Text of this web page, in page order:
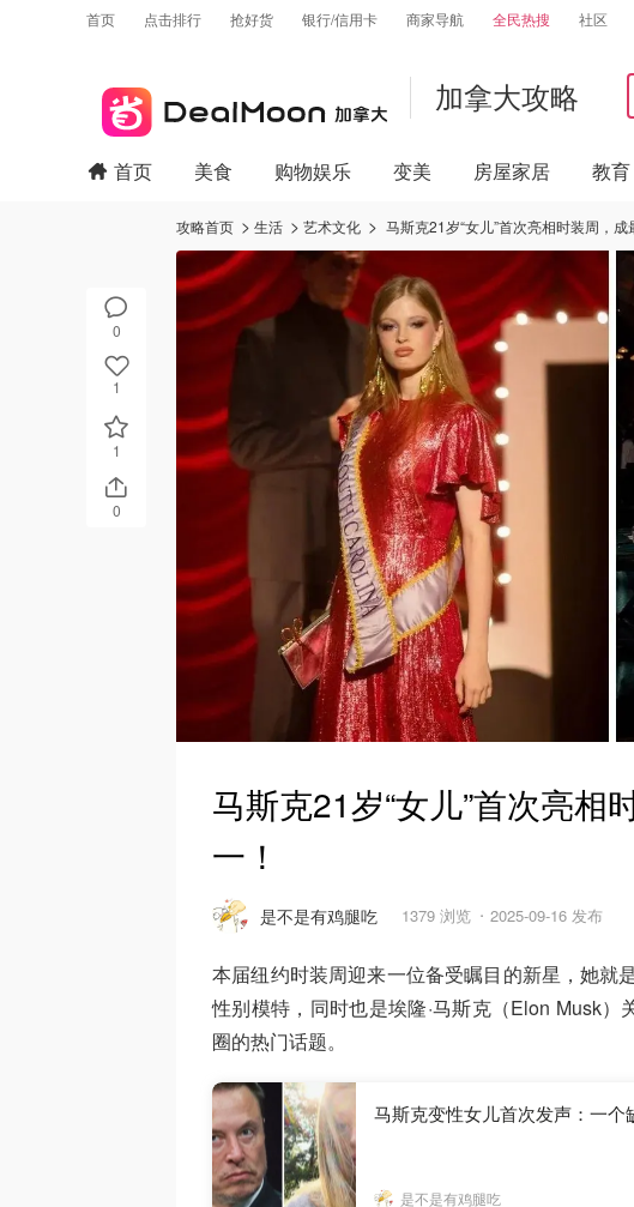
首页 点击排行 抢好货 银行/信用卡 商家导航 全民热搜 社区
加拿大攻略
0
1
1
0
首页 美食 购物娱乐 变美 房屋家居 教育
攻略首页 生活 艺术文化 马斯克21岁“女儿”首次亮相时装周，成
马斯克21岁“女儿”首次亮相
一！
是不是有鸡腿吃 1379 浏览 2025-09-16 发布
本届纽约时装周迎来一位备受瞩目的新星，她
性别模特，同时也是埃隆·马斯克（Elon Musk
圈的热门话题。
马斯克变性女儿首次发声：一
是不是有鸡腿吃